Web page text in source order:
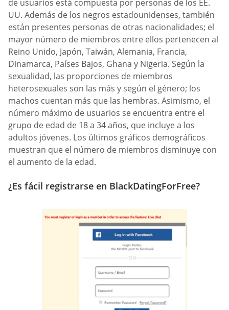
de usuarios está compuesta por personas de los EE.
UU. Además de los negros estadounidenses, también
están presentes personas de otras nacionalidades; el
mayor número de miembros entre ellos pertenecen al
Reino Unido, Japón, Taiwán, Alemania, Francia,
Dinamarca, Países Bajos, Ghana y Nigeria. Según la
sexualidad, las proporciones de miembros
heterosexuales son las más y según el género; los
machos cuentan más que las hembras. Asimismo, el
número máximo de usuarios se encuentra entre el
grupo de edad de 18 a 34 años, que incluye a los
adultos jóvenes. Los últimos gráficos demográficos
muestran que el número de miembros disminuye con
el aumento de la edad.
¿Es fácil registrarse en BlackDatingForFree?